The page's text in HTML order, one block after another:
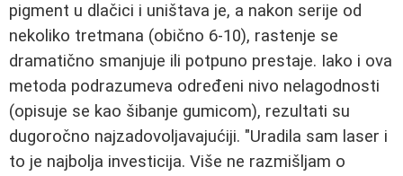
pigment u dlačici i uništava je, a nakon serije od
nekoliko tretmana (obično 6-10), rastenje se
dramatično smanjuje ili potpuno prestaje. Iako i ova
metoda podrazumeva određeni nivo nelagodnosti
(opisuje se kao šibanje gumicom), rezultati su
dugoročno najzadovoljavajućiji. "Uradila sam laser i
to je najbolja investicija. Više ne razmišljam o